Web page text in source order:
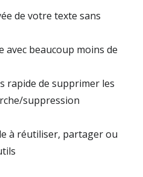
de votre texte sans
avec beaucoup moins de
rapide de supprimer les
suppression
à réutiliser, partager ou